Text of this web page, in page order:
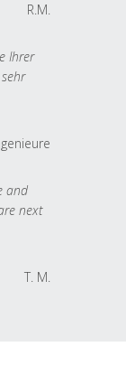
R.M.
Ihrer
and
next
T. M.